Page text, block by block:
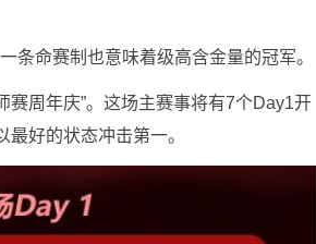
条命赛制也意味着级高含金量的冠军。
赛周年庆”。这场主赛事将有7个Day1开
好的状态冲击第一。